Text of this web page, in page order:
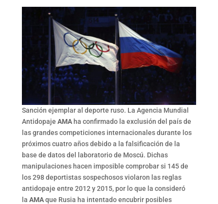
Sanción ejemplar al deporte ruso. La Agencia Mundial
Antidopaje AMAha confirmado la exclusión del país de
las grandes competiciones internacionales durante los
próximos cuatro años debido a la falsificación de la
base de datos del laboratorio de Moscú. Dichas
manipulaciones hacen imposible comprobar si 145 de
los 298 deportistas sospechosos violaron las reglas
antidopaje entre 2012 y 2015, por lo que la consideró
la AMAque Rusia ha intentado encubrir posibles